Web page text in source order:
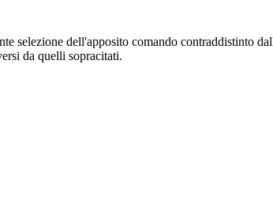
selezione dell'apposito comando contraddistinto
da quelli sopracitati.